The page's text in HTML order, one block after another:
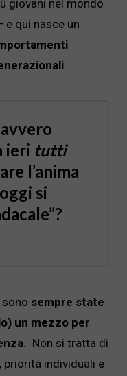
giovani nel mondo
qui nasce un
.
ieri tutti
l’anima
si
sempre state
un mezzo per
Non si tratta di
priorità individuali e